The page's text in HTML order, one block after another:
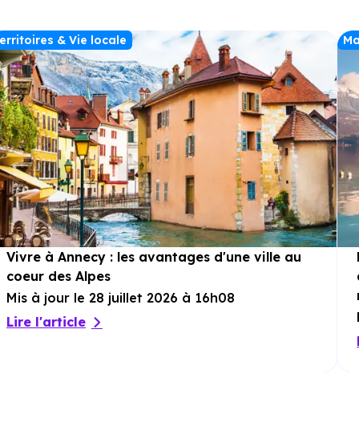
& Vie locale
Vivre à Annecy : les avantages d'une ville au
coeur des Alpes
Mis à jour le 28 juillet 2026 à 16h08
Lire l'article